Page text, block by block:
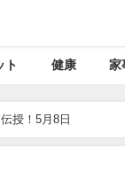
ト 健康 家
授！5月8日